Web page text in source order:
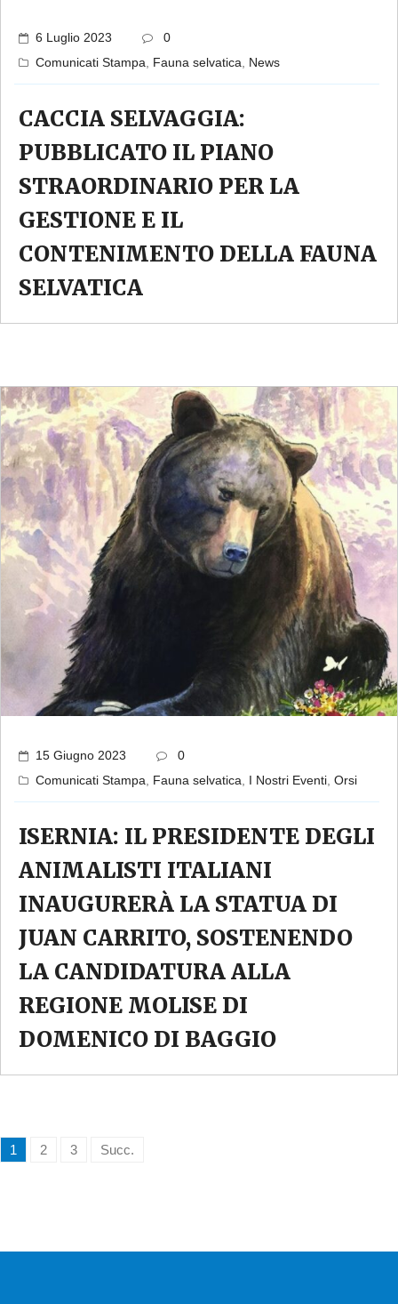
6 Luglio 2023
0
Comunicati Stampa, Fauna selvatica, News
CACCIA SELVAGGIA:
PUBBLICATO IL PIANO
STRAORDINARIO PER LA
GESTIONE E IL
CONTENIMENTO DELLA FAUNA
SELVATICA
15 Giugno 2023
0
Comunicati Stampa
Fauna selvatica I Nostri Eventi Orsi
ISERNIA: IL PRESIDENTE DEGLI
ANIMALISTI ITALIANI
INAUGURERÀ LA STATUA DI
JUAN CARRITO, SOSTENENDO
LA CANDIDATURA ALLA
REGIONE MOLISE DI
DOMENICO DI BAGGIO
1 2 3 Succ.